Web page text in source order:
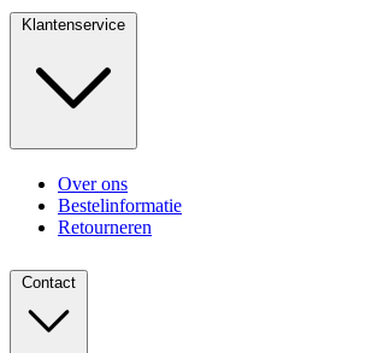
Klantenservice
Over ons
Bestelinformatie
Retourneren
Contact